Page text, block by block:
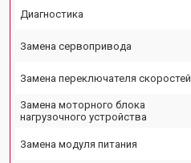
Диагностика
Замена сервопривода
Замена переключателя скоростей
Замена моторного блока
нагрузочного устройства
Замена модуля питания